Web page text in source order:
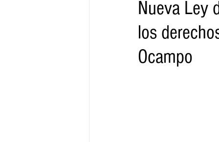
Segob
Finanzas
Nueva Ley
los
Ocampo